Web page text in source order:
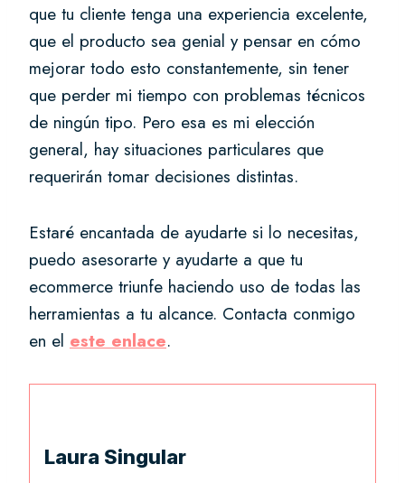
que tu cliente tenga una experiencia excelente,
que el producto sea genial y pensar en cómo
mejorar todo esto constantemente, sin tener
que perder mi tiempo con problemas técnicos
de ningún tipo. Pero esa es mi elección
general, hay situaciones particulares que
requerirán tomar decisiones distintas.
Estaré encantada de ayudarte si lo necesitas,
puedo asesorarte y ayudarte a que tu
ecommerce triunfe haciendo uso de todas las
herramientas a tu alcance. Contacta conmigo
en el este enlace.
Laura Singular